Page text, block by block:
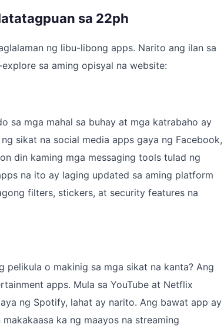
sa 22ph
ng libu-libong apps. Narito ang ilan sa
sa aming opisyal na website:
sa mga mahal sa buhay at mga katrabaho ay
sikat na social media apps gaya ng Facebook,
din kaming mga messaging tools tulad ng
na ito ay laging updated sa aming platform
filters, stickers, at security features na
o makinig sa mga sikat na kanta? Ang
apps. Mula sa YouTube at Netflix
ng Spotify, lahat ay narito. Ang bawat app ay
ka ng maayos na streaming